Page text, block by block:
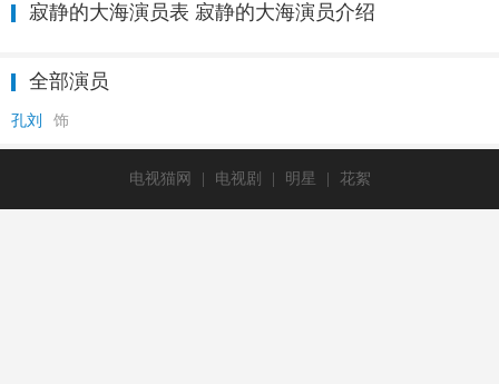
寂静的大海演员表 寂静的大海演员介绍
全部演员
孔刘 饰
电视猫网 | 电视剧 | 明星 | 花絮